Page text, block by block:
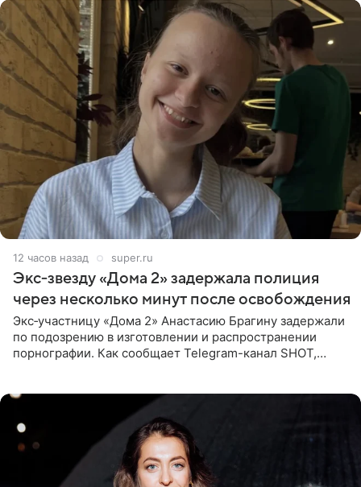
12 часов назад super.ru
Экс‑звезду «Дома 2» задержала полиция
через несколько минут после освобождения
Экс‑участницу «Дома 2» Анастасию Брагину задержали
по подозрению в изготовлении и распространении
порнографии. Как сообщает Telegram-канал SHOT,